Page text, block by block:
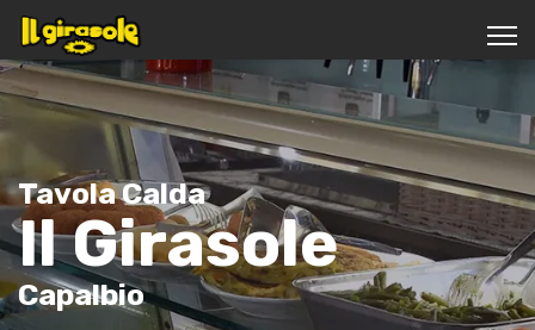
Tavola Calda
Il Girasole
Capalbio